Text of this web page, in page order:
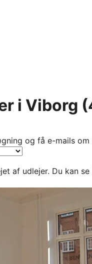
i Viborg
og få e-mails om
af udlejer. Du kan se